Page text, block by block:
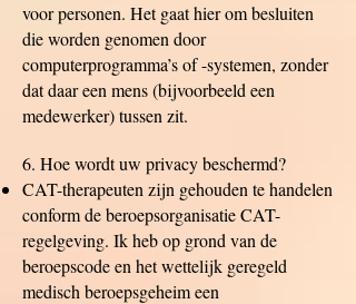
voor personen. Het gaat hier om besluiten
die worden genomen door
computerprogramma’s of -systemen, zonder
dat daar een mens (bijvoorbeeld een
medewerker) tussen zit.
6. Hoe wordt uw privacy beschermd?
CAT-therapeuten zijn gehouden te handelen
conform de beroepsorganisatie CAT-
regelgeving. Ik heb op grond van de
beroepscode en het wettelijk geregeld
medisch beroepsgeheim een